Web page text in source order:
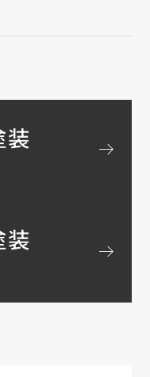
arrow_right_alt
装 arrow_right_alt